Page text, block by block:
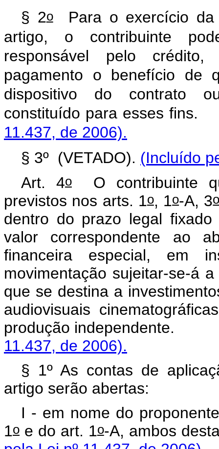
§ 2oPara o exercício da
artigo, o contribuinte
responsável pelo
pagamento o benefício de
dispositivo do contrato
constituído para
11.437, de 2006).
§ 3º (VETADO). (Incluído
Art. 4oO contribuinte
previstos nos arts. 1o, 1o-A, 3
dentro do prazo legal
valor correspondente ao
financeira especial, em
movimentação sujeitar-se-á
que se destina a
audiovisuais
produção
11.437, de 2006).
§ 1º As contas de
artigo serão abertas:
I - em nome do
1o e do art. 1o-A,